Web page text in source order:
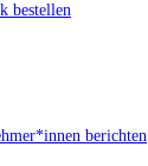
bestellen
berichten